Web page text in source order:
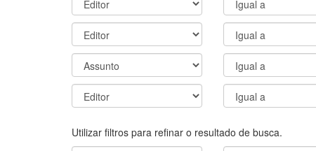
Utilizar filtros para refinar o resultado de busca.